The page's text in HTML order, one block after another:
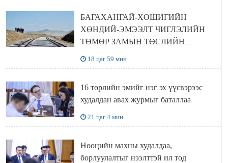
БАГАХАНГАЙ-ХӨШИГИЙН
ХӨНДИЙ-ЭМЭЭЛТ ЧИГЛЭЛИЙН
ТӨМӨР ЗАМЫН ТӨСЛИЙН
18 цаг 59 мин
16 төрлийн эмийг нэг эх үүсвэрээс
худалдан авах журмыг баталлаа
21 цаг 4 мин
Нөөцийн махны худалдаа,
борлуулалтыг нээлттэй ил тод